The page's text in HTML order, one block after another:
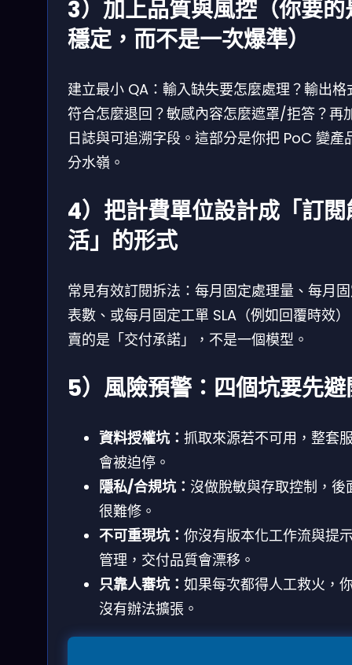
3）加上品質與風控（你要的
穩定，而不是一次爆準）
建立最小 QA：輸入缺失要怎麼處理？輸出格
符合怎麼退回？敏感內容怎麼遮罩/拒答？再
日誌與可追溯字段。這部分是你把 PoC 變產
分水嶺。
4）把計費單位設計成「訂閱
活」的形式
常見有效訂閱拆法：每月固定處理量、每月
表數、或每月固定工單 SLA（例如回覆時效
賣的是「交付承諾」，不是一個模型。
5）風險預警：四個坑要先避
資料授權坑： 抓取來源若不可用，整套
會被迫停。
隱私/合規坑： 沒做脫敏與存取控制，後
很難修。
不可重現坑： 你沒有版本化工作流與提
管理，交付品質會漂移。
只靠人審坑： 如果每次都得人工救火，
沒有辦法擴張。